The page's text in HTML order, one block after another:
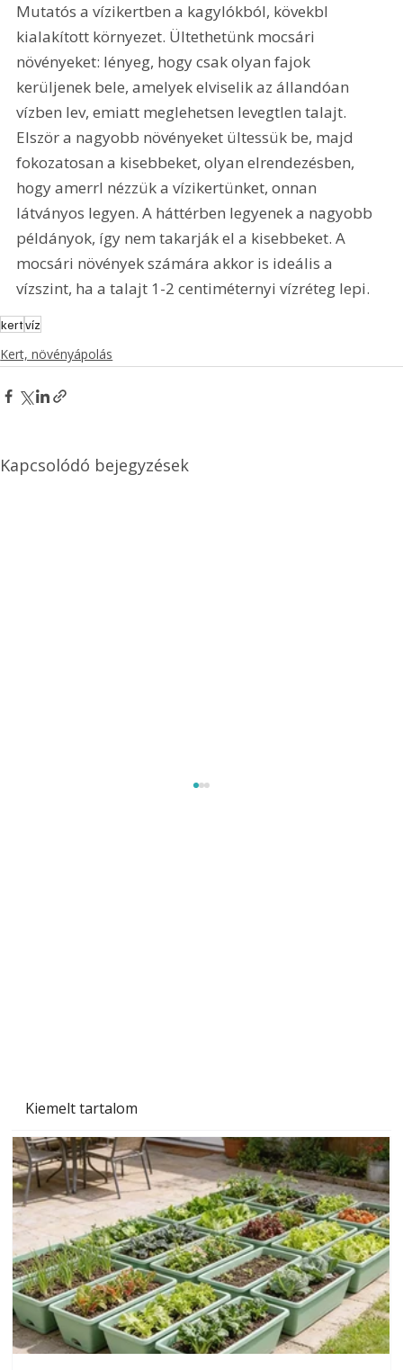
Kiemelt tartalom
Mutatós a vízikertben a kagylókból, kövekbl
kialakított környezet. Ültethetünk mocsári
növényeket: lényeg, hogy csak olyan fajok
kerüljenek bele, amelyek elviselik az állandóan
vízben lev, emiatt meglehetsen levegtlen talajt.
Elször a nagyobb növényeket ültessük be, majd
fokozatosan a kisebbeket, olyan elrendezésben,
hogy amerrl nézzük a vízikertünket, onnan
látványos legyen. A háttérben legyenek a nagyobb
példányok, így nem takarják el a kisebbeket. A
mocsári növények számára akkor is ideális a
vízszint, ha a talajt 1-2 centiméternyi vízréteg lepi.
kertvíz
Kert, növényápolás
Kapcsolódó bejegyzések